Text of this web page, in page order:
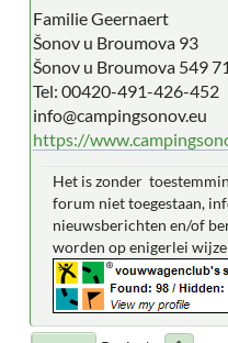
Familie Geernaert
Šonov u Broumova 93
Šonov u Broumova 549 71
Tel: 00420-491-426-452
info@campingsonov.eu
https://
Het is zonder
forum niet toegestaan,
nieuwsberichten en/of
worden op enigerlei